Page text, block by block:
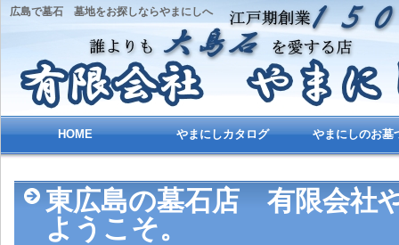
広島で墓石 墓地をお探しならやまにしへ
東広島の墓石店 有限会社
ようこそ。
HOME やまにしカタログ やまにしのお墓